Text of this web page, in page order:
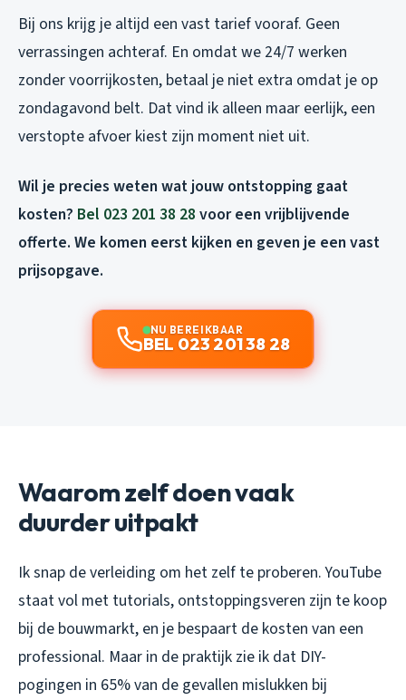
Bij ons krijg je altijd een vast tarief vooraf. Geen
verrassingen achteraf. En omdat we 24/7 werken
zonder voorrijkosten, betaal je niet extra omdat je op
zondagavond belt. Dat vind ik alleen maar eerlijk, een
verstopte afvoer kiest zijn moment niet uit.
Wil je precies weten wat jouw ontstopping gaat
kosten? Bel 023 201 38 28 voor een vrijblijvende
offerte. We komen eerst kijken en geven je een vast
prijsopgave.
NU BEREIKBAAR
BEL 023 201 38 28
Waarom zelf doen vaak
duurder uitpakt
Ik snap de verleiding om het zelf te proberen. YouTube
staat vol met tutorials, ontstoppingsveren zijn te koop
bij de bouwmarkt, en je bespaart de kosten van een
professional. Maar in de praktijk zie ik dat DIY-
pogingen in 65% van de gevallen mislukken bij